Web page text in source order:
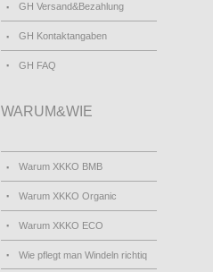
GH Versand&Bezahlung
GH Kontaktangaben
GH FAQ
WARUM&WIE
Warum XKKO BMB
Warum XKKO Organic
Warum XKKO ECO
Wie pflegt man Windeln richtiq